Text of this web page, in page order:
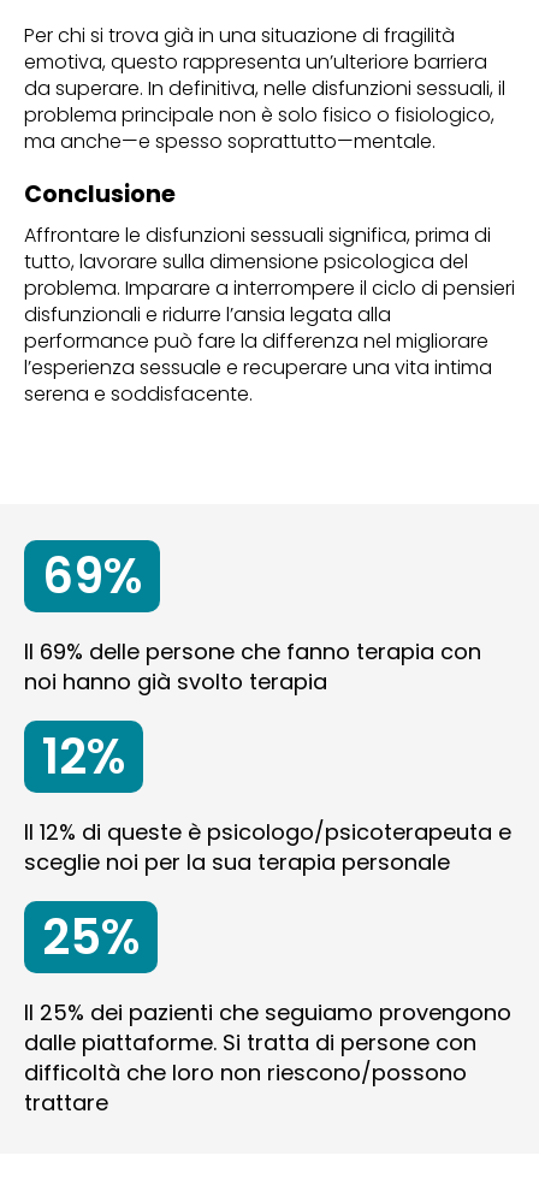
Per chi si trova già in una situazione di fragilità
emotiva, questo rappresenta un’ulteriore barriera
da superare. In definitiva, nelle disfunzioni sessuali, il
problema principale non è solo fisico o fisiologico,
ma anche—e spesso soprattutto—mentale.
Conclusione
Affrontare le disfunzioni sessuali significa, prima di
tutto, lavorare sulla dimensione psicologica del
problema. Imparare a interrompere il ciclo di pensieri
disfunzionali e ridurre l’ansia legata alla
performance può fare la differenza nel migliorare
l’esperienza sessuale e recuperare una vita intima
serena e soddisfacente.
69%
Il 69% delle persone che fanno terapia con
noi hanno già svolto terapia
12%
Il 12% di queste è psicologo/psicoterapeuta e
sceglie noi per la sua terapia personale
25%
Il 25% dei pazienti che seguiamo provengono
dalle piattaforme. Si tratta di persone con
difficoltà che loro non riescono/possono
trattare